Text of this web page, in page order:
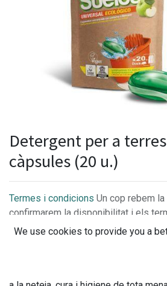
Detergent per a
càpsules (20 u.)
Termes i condicions Un cop rebem
confirmarem la disponibilitat i els
Frega-terres ecològic concentrat
We use cookies to provide you a